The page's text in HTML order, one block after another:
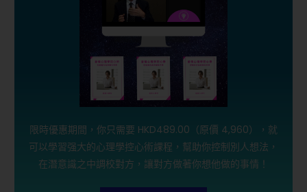
限時優惠期間，你只需要 HKD489.00（原價 4,960），就
可以學習强大的心理學控心術課程，幫助你控制別人想法，
在潛意識之中調校對方，讓對方做著你想他做的事情！